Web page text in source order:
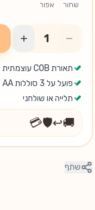
שחור אפור
תאורת COB עוצמתית
פועל על 3 סוללות AA
תלייה או שולחני
🚚
↩️
🛡️
💳
שתף